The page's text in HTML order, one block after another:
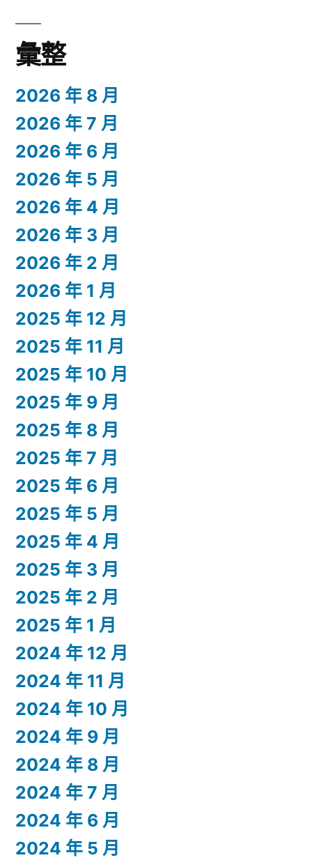
彙整
2026 年 8 月
2026 年 7 月
2026 年 6 月
2026 年 5 月
2026 年 4 月
2026 年 3 月
2026 年 2 月
2026 年 1 月
2025 年 12 月
2025 年 11 月
2025 年 10 月
2025 年 9 月
2025 年 8 月
2025 年 7 月
2025 年 6 月
2025 年 5 月
2025 年 4 月
2025 年 3 月
2025 年 2 月
2025 年 1 月
2024 年 12 月
2024 年 11 月
2024 年 10 月
2024 年 9 月
2024 年 8 月
2024 年 7 月
2024 年 6 月
2024 年 5 月